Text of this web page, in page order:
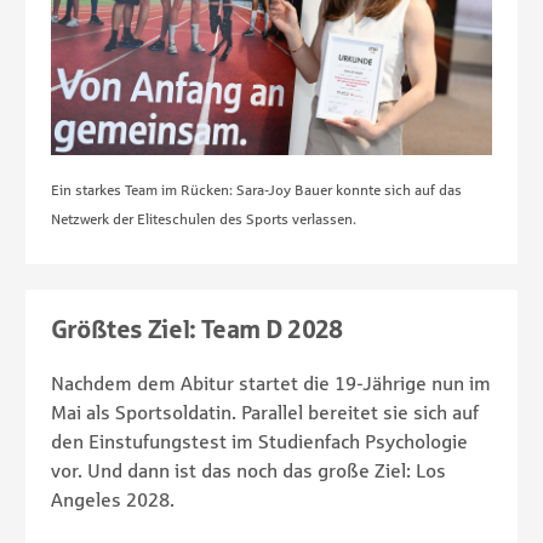
Ein starkes Team im Rücken: Sara-Joy Bauer konnte sich auf das
Netzwerk der Eliteschulen des Sports verlassen.
Größtes Ziel: Team D 2028
Nachdem dem Abitur startet die 19-Jährige nun im
Mai als Sportsoldatin. Parallel bereitet sie sich auf
den Einstufungstest im Studienfach Psychologie
vor. Und dann ist das noch das große Ziel: Los
Angeles 2028.